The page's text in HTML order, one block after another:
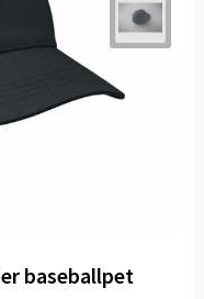
baseballpet